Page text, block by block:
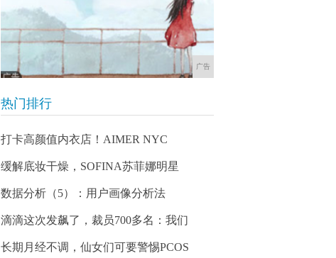
广告
热门排行
打卡高颜值内衣店！AIMER NYC
缓解底妆干燥，SOFINA苏菲娜明星
数据分析（5）：用户画像分析法
滴滴这次发飙了，裁员700多名：我们
长期月经不调，仙女们可要警惕PCOS